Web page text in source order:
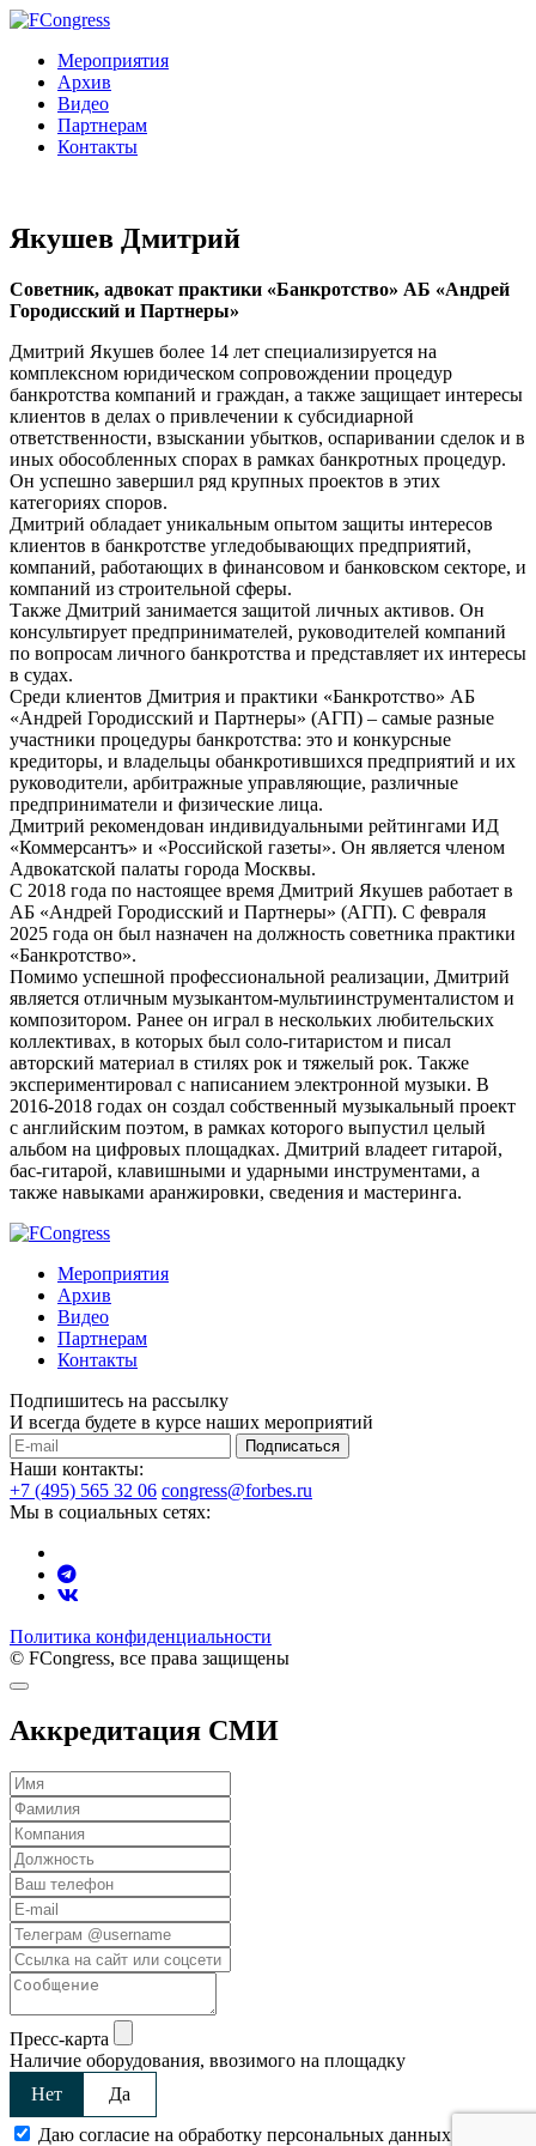
Мероприятия
Архив
Видео
Партнерам
Контакты
Якушев Дмитрий
Советник, адвокат практики «Банкротство» АБ «Андрей
Городисский и Партнеры»
Дмитрий Якушев более 14 лет специализируется на
комплексном юридическом сопровождении процедур
банкротства компаний и граждан, а также защищает интересы
клиентов в делах о привлечении к субсидиарной
ответственности, взыскании убытков, оспаривании сделок и в
иных обособленных спорах в рамках банкротных процедур.
Он успешно завершил ряд крупных проектов в этих
категориях споров.
Дмитрий обладает уникальным опытом защиты интересов
клиентов в банкротстве угледобывающих предприятий,
компаний, работающих в финансовом и банковском секторе, и
компаний из строительной сферы.
Также Дмитрий занимается защитой личных активов. Он
консультирует предпринимателей, руководителей компаний
по вопросам личного банкротства и представляет их интересы
в судах.
Среди клиентов Дмитрия и практики «Банкротство» АБ
«Андрей Городисский и Партнеры» (АГП) – самые разные
участники процедуры банкротства: это и конкурсные
кредиторы, и владельцы обанкротившихся предприятий и их
руководители, арбитражные управляющие, различные
предприниматели и физические лица.
Дмитрий рекомендован индивидуальными рейтингами ИД
«Коммерсантъ» и «Российской газеты». Он является членом
Адвокатской палаты города Москвы.
С 2018 года по настоящее время Дмитрий Якушев работает в
АБ «Андрей Городисский и Партнеры» (АГП). С февраля
2025 года он был назначен на должность советника практики
«Банкротство».
Помимо успешной профессиональной реализации, Дмитрий
является отличным музыкантом-мультиинструменталистом и
композитором. Ранее он играл в нескольких любительских
коллективах, в которых был соло-гитаристом и писал
авторский материал в стилях рок и тяжелый рок. Также
экспериментировал с написанием электронной музыки. В
2016-2018 годах он создал собственный музыкальный проект
с английским поэтом, в рамках которого выпустил целый
альбом на цифровых площадках. Дмитрий владеет гитарой,
бас-гитарой, клавишными и ударными инструментами, а
также навыками аранжировки, сведения и мастеринга.
Мероприятия
Архив
Видео
Партнерам
Контакты
Подпишитесь на рассылку
И всегда будете в курсе наших мероприятий
Подписаться
Наши контакты:
+7 (495) 565 32 06 congress@forbes.ru
Мы в социальных сетях:
Политика конфиденциальности
© FCongress, все права защищены
Аккредитация СМИ
Пресс-карта
Наличие оборудования, ввозимого на площадку
Нет
Да
Даю согласие на обработку персональных данных